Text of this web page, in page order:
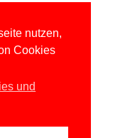
nutzen,
Cookies
und